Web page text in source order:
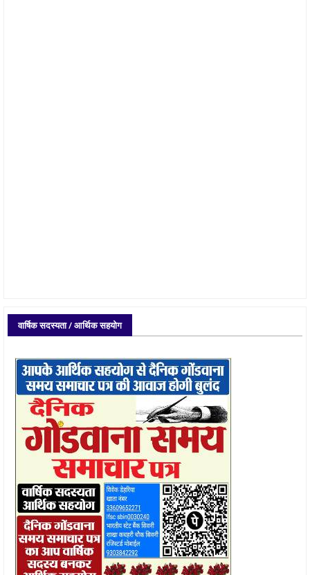
वार्षिक सदस्यता / आर्थिक सहयोग